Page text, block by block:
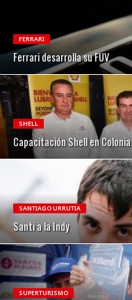
FERRARI
Ferrari desarrolla su FUV
SHELL
Capacitación Shell en Colonia
SANTIAGO URRUTIA
Santi a la Indy
SUPERTURISMO